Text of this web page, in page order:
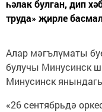
һәлак булган, дип
труда» җирле
Алар мәгълүматы
булучы Минусинск
Минусинск
«26 сентябрьдә